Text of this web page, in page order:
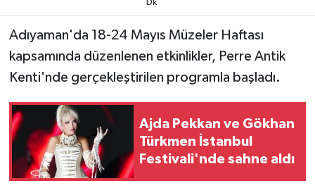
Dk
Adıyaman'da 18-24 Mayıs Müzeler Haftası
kapsamında düzenlenen etkinlikler, Perre Antik
Kenti'nde gerçekleştirilen programla başladı.
Ajda Pekkan ve Gökhan
Türkmen İstanbul
Festivali'nde sahne aldı